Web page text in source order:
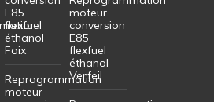
E85
flexfuel
éthanol
Foix
Reprogrammation
moteur
moteur
conversion
E85
flexfuel
éthanol
Verfeil